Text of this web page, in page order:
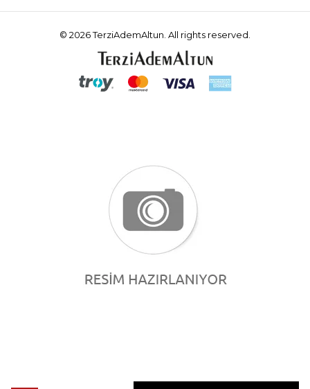
© 2026 TerziAdemAltun. All rights reserved.